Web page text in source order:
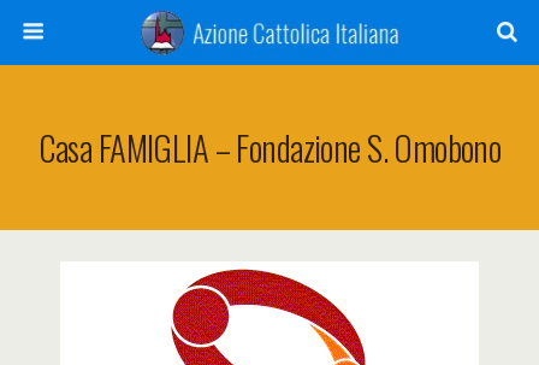
Casa FAMIGLIA – Fondazione S. Omobono